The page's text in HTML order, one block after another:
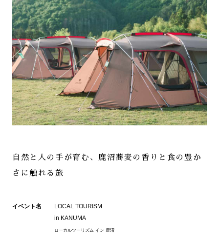
自然と人の手が育む、 鹿沼蕎麦の香りと食の豊か
さに触れる旅
イベント名
LOCAL TOURISM
in KANUMA
ローカルツーリズム イン 鹿沼